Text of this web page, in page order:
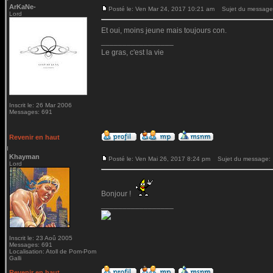
ArKaNe-
Lord
Inscrit le: 26 Mar 2006
Messages: 691
Posté le: Ven Mar 24, 2017 10:21 am Sujet du
Et oui, moins jeune mais toujours con.
Le gras, c'est la vie
Revenir en haut
Khayman
Lord
Inscrit le: 23 Aoû 2005
Messages: 691
Localisation: Atoll de Pom-Pom
Galli
Posté le: Ven Mai 26, 2017 8:24 pm Sujet du message:
Bonjour !